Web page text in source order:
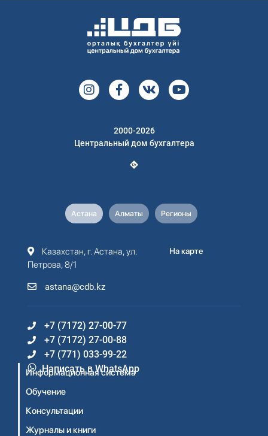
2000-2026
Центральный дом бухгалтера
Астана Алматы Регионы
Казахстан, г. Астана, ул.
Петрова, 8/1
astana@cdb.kz
На карте
+7 (7172) 27-00-77
+7 (7172) 27-00-88
+7 (771) 033-99-22
Написать в WhatsApp
Информационная система
Обучение
Консультации
Журналы и книги